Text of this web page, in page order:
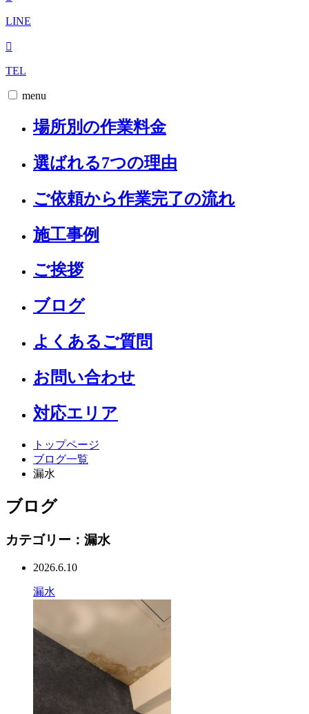
LINE
TEL
menu
場所別の作業料金
選ばれる7つの理由
ご依頼から作業完了の流れ
施工事例
ご挨拶
ブログ
よくあるご質問
お問い合わせ
対応エリア
トップページ
ブログ一覧
漏水
ブログ
カテゴリー：漏水
2026.6.10
漏水